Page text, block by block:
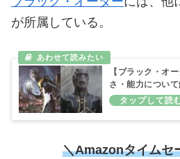
が所属している。
【ブラック・オ
さ・能力について
＼Amazonタイムセ